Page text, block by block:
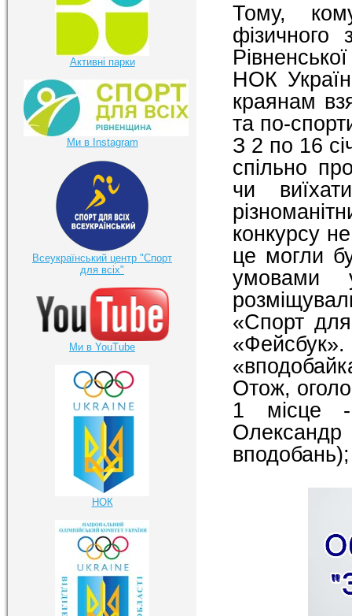
Тому,
фізичного
НОК
краянам
та по-
З 2 по 16
спільно
чи
конкурсу
це могли
умовами
«Спорт
Отож,
1 місце -
вподобань);
Активні парки
Ми в Instagram
Всеукраїнський центр "Спорт
для всіх"
Ми в YouTube
НОК